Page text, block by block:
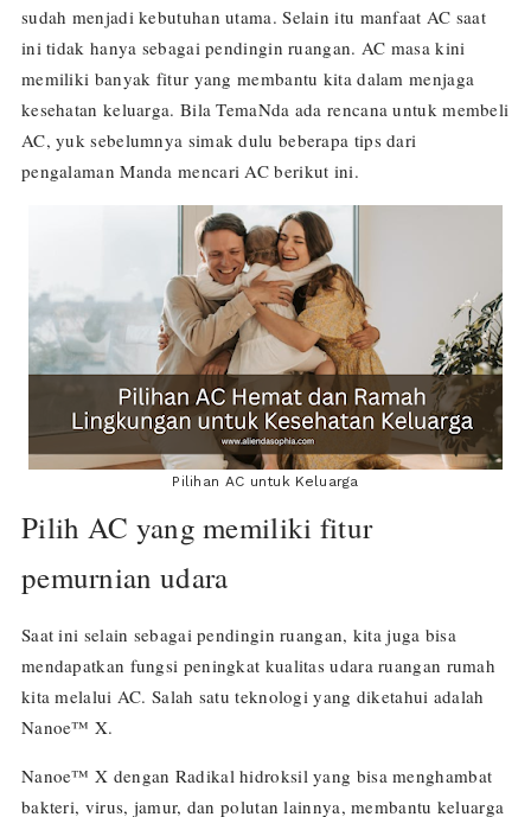
sudah menjadi kebutuhan utama. Selain itu manfaat AC saat
ini tidak hanya sebagai pendingin ruangan. AC masa kini
memiliki banyak fitur yang membantu kita dalam menjaga
kesehatan keluarga. Bila TemaNda ada rencana untuk membeli
AC, yuk sebelumnya simak dulu beberapa tips dari
pengalaman Manda mencari AC berikut ini.
Pilihan AC untuk Keluarga
Pilih AC yang memiliki fitur
pemurnian udara
Saat ini selain sebagai pendingin ruangan, kita juga bisa
mendapatkan fungsi peningkat kualitas udara ruangan rumah
kita melalui AC. Salah satu teknologi yang diketahui adalah
Nanoe™ X.
Nanoe™ X dengan Radikal hidroksil yang bisa menghambat
bakteri, virus, jamur, dan polutan lainnya, membantu keluarga